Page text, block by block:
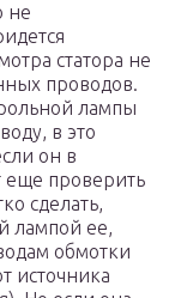
не
статора не
проводов.
лампы
в это
он в
еще проверить
сделать,
лампой ее,
обмотки
источника